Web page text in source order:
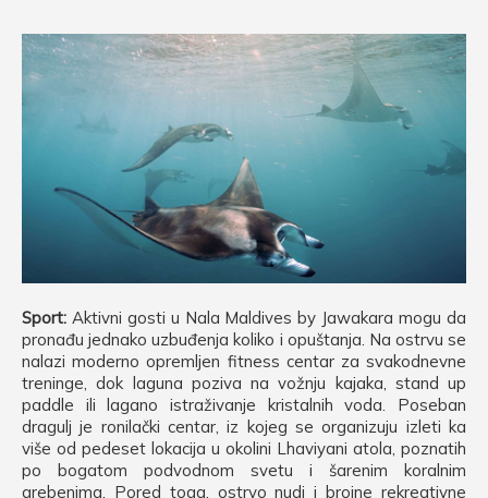
Sport: Aktivni gosti u Nala Maldives by Jawakara mogu da
pronađu jednako uzbuđenja koliko i opuštanja. Na ostrvu se
nalazi moderno opremljen fitness centar za svakodnevne
treninge, dok laguna poziva na vožnju kajaka, stand up
paddle ili lagano istraživanje kristalnih voda. Poseban
dragulj je ronilački centar, iz kojeg se organizuju izleti ka
više od pedeset lokacija u okolini Lhaviyani atola, poznatih
po bogatom podvodnom svetu i šarenim koralnim
grebenima. Pored toga, ostrvo nudi i brojne rekreativne